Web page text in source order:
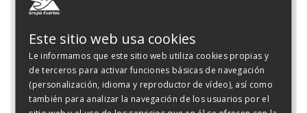
interpretación de documentos (OCR), reconocimiento
inteligentes.
El espíritu innovador e inconformista de Grupo Fuertes
se refleja en su más reciente proyecto, enfocado en la
identificación de oportunidades para la
hiperautomatización y la exploración de las ventajas
adicionales que puede ofrecer la IA generativa.
Este sitio web usa cookies
Le informamos que este sitio web utiliza cookies propias y
de terceros para activar funciones básicas de navegación
(personalización, idioma y reproductor de vídeo), así como
también para analizar la navegación de los usuarios por el